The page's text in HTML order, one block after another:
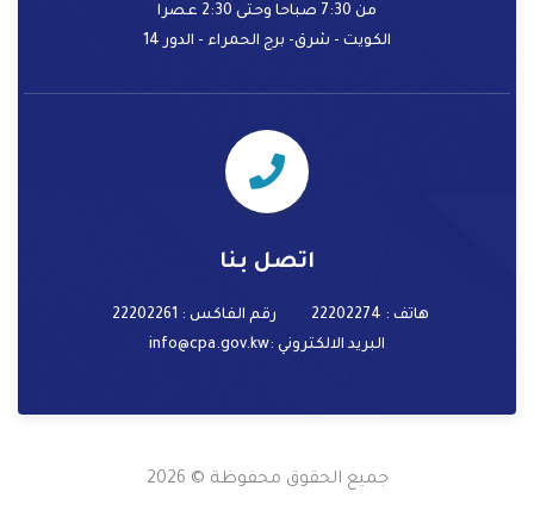
من 7:30 صباحا وحتى 2:30 عصرا
الكويت - شرق- برج الحمراء - الدور 14
اتصل بنا
هاتف : 22202274
رقم الفاكس : 22202261
البريد الالكتروني :info@cpa.gov.kw
جميع الحقوق محفوظة © 2026